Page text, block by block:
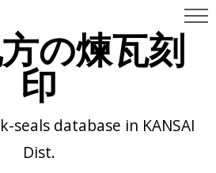
の煉瓦刻
印
seals database in KANSAI
Dist.